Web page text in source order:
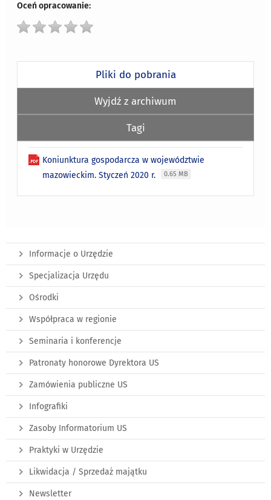
Oceń opracowanie:
Pliki do pobrania
Wyjdź z archiwum
Tagi
Koniunktura gospodarcza w województwie
mazowieckim. Styczeń 2020 r.
0.65 MB
Informacje o Urzędzie
Specjalizacja Urzędu
Ośrodki
Współpraca w regionie
Seminaria i konferencje
Patronaty honorowe Dyrektora US
Zamówienia publiczne US
Infografiki
Zasoby Informatorium US
Praktyki w Urzędzie
Likwidacja / Sprzedaż majątku
Newsletter